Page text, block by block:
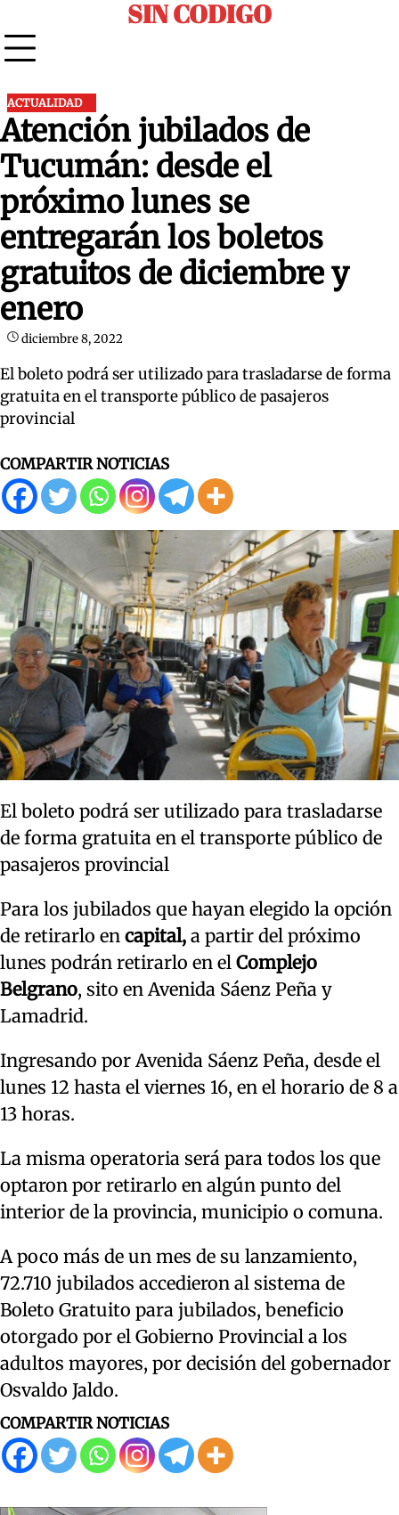
to
content
SIN CODIGO
ACTUALIDAD
Atención jubilados de
Tucumán: desde el
próximo lunes se
entregarán los boletos
gratuitos de diciembre y
enero
diciembre 8, 2022
El boleto podrá ser utilizado para trasladarse de forma
gratuita en el transporte público de pasajeros
provincial
COMPARTIR NOTICIAS
El boleto podrá ser utilizado para trasladarse
de forma gratuita en el transporte público de
pasajeros provincial
Para los jubilados que hayan elegido la opción
de retirarlo en capital, a partir del próximo
lunes podrán retirarlo en el Complejo
Belgrano, sito en Avenida Sáenz Peña y
Lamadrid.
Ingresando por Avenida Sáenz Peña, desde el
lunes 12 hasta el viernes 16, en el horario de 8 a
13 horas.
La misma operatoria será para todos los que
optaron por retirarlo en algún punto del
interior de la provincia, municipio o comuna.
A poco más de un mes de su lanzamiento,
72.710 jubilados accedieron al sistema de
Boleto Gratuito para jubilados, beneficio
otorgado por el Gobierno Provincial a los
adultos mayores, por decisión del gobernador
Osvaldo Jaldo.
COMPARTIR NOTICIAS